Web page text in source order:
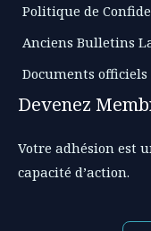
Politique de
Anciens Bulletins
Documents officiels
Devenez
Votre adhésion est
capacité d’action.